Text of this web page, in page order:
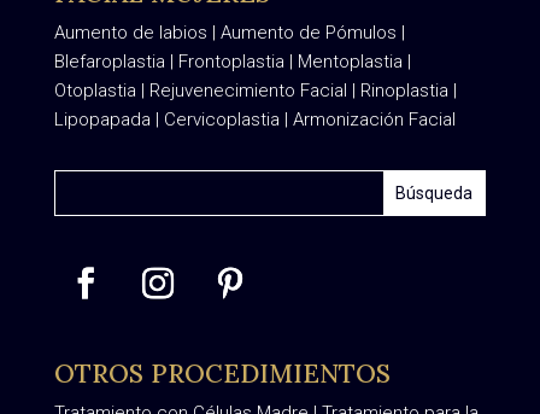
Aumento de labios | Aumento de Pómulos |
Blefaroplastia | Frontoplastia | Mentoplastia |
Otoplastia | Rejuvenecimiento Facial | Rinoplastia |
Lipopapada | Cervicoplastia | Armonización Facial
OTROS PROCEDIMIENTOS